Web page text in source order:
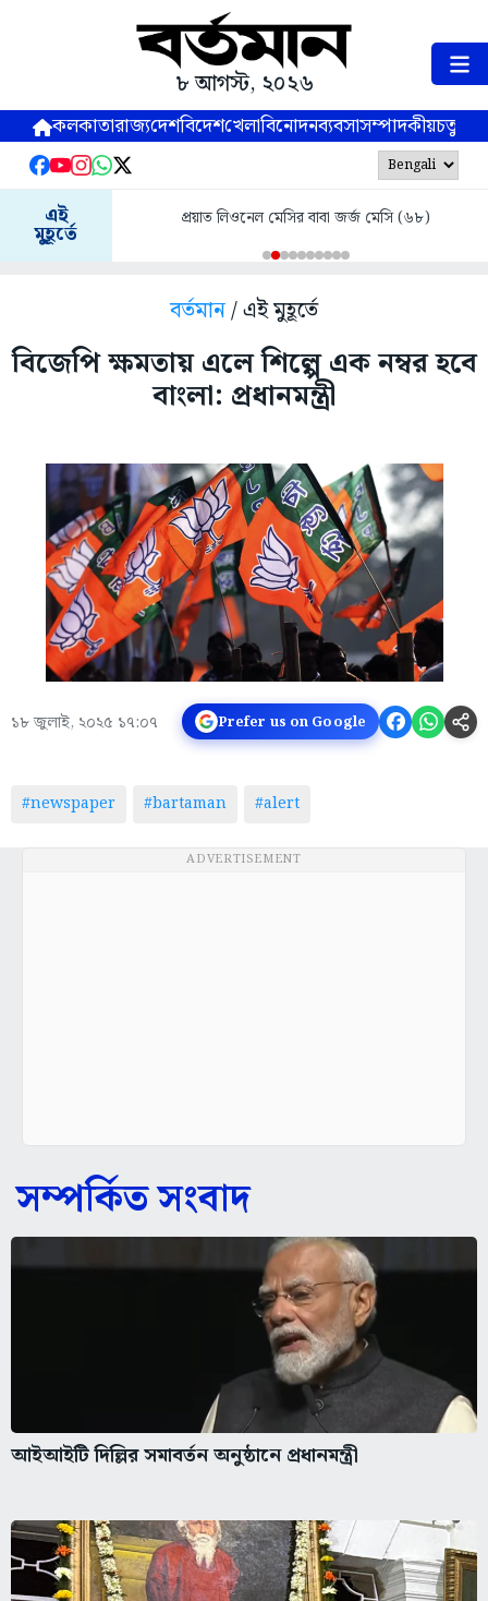
৮ আগস্ট, ২০২৬
কলকাতারাজ্যদেশবিদেশখেলাবিনোদনব্যবসাসম্পাদকীয়
এই
মুহূর্তে
প্রয়াত লিওনেল মেসির বাবা জর্জ মেসি (৬৮)
বর্তমান/ এই মুহূর্তে
বিজেপি ক্ষমতায় এলে শিল্পে এক নম্বর হবে
বাংলা: প্রধানমন্ত্রী
১৮ জুলাই, ২০২৫ ১৭:০৭ Prefer us on Google
#newspaper #bartaman #alert
ADVERTISEMENT
সম্পর্কিত সংবাদ
আইআইটি দিল্লির সমাবর্তন অনুষ্ঠানে প্রধানমন্ত্রী